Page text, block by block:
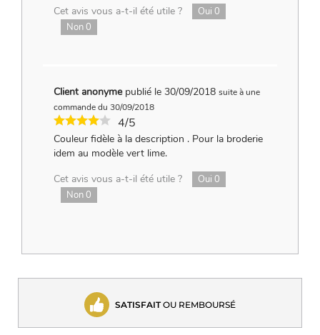
Cet avis vous a-t-il été utile ? Oui 0
Non0
Client anonyme publié le 30/09/2018 suite à une
commande du 30/09/2018
4/5
Couleur fidèle à la description . Pour la broderie
idem au modèle vert lime.
Cet avis vous a-t-il été utile ?
Oui 0
Non0
SATISFAITOU REMBOURSÉ